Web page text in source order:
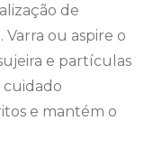
de
ou aspire o
e partículas
cuidado
e mantém o